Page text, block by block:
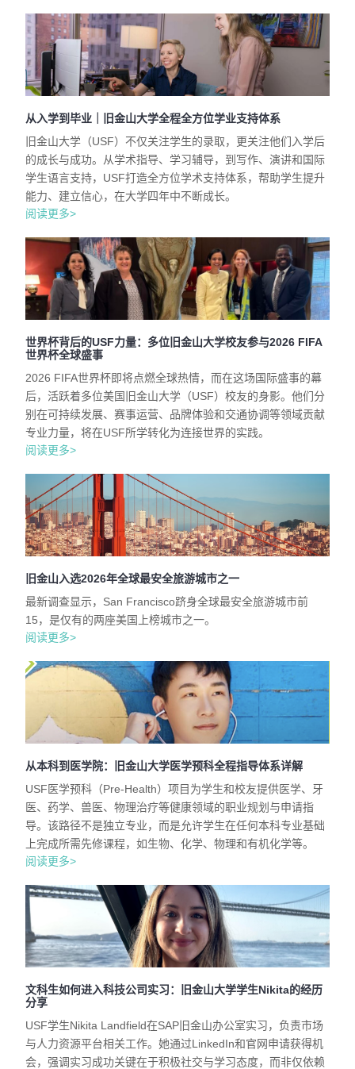
从入学到毕业｜旧金山大学全程全方位学业支持体系
旧金山大学（USF）不仅关注学生的录取，更关注他们入学后
的成长与成功。从学术指导、学习辅导，到写作、演讲和国际
学生语言支持，USF打造全方位学术支持体系，帮助学生提升
能力、建立信心，在大学四年中不断成长。
阅读更多>
世界杯背后的USF力量：多位旧金山大学校友参与2026 FIFA
世界杯全球盛事
2026 FIFA世界杯即将点燃全球热情，而在这场国际盛事的幕
后，活跃着多位美国旧金山大学（USF）校友的身影。他们分
别在可持续发展、赛事运营、品牌体验和交通协调等领域贡献
专业力量，将在USF所学转化为连接世界的实践。
阅读更多>
旧金山入选2026年全球最安全旅游城市之一
最新调查显示，San Francisco跻身全球最安全旅游城市前
15，是仅有的两座美国上榜城市之一。
阅读更多>
从本科到医学院：旧金山大学医学预科全程指导体系详解
USF医学预科（Pre-Health）项目为学生和校友提供医学、牙
医、药学、兽医、物理治疗等健康领域的职业规划与申请指
导。该路径不是独立专业，而是允许学生在任何本科专业基础
上完成所需先修课程，如生物、化学、物理和有机化学等。
阅读更多>
文科生如何进入科技公司实习：旧金山大学学生Nikita的经历
分享
USF学生Nikita Landfield在SAP旧金山办公室实习，负责市场
与人力资源平台相关工作。她通过LinkedIn和官网申请获得机
会，强调实习成功关键在于积极社交与学习态度，而非仅依赖